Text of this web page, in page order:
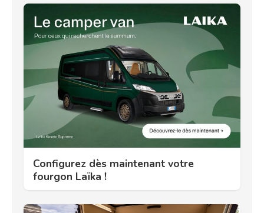
Configurez dès maintenant votre
fourgon Laïka !